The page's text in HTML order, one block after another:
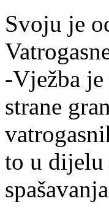
Svoju je
-Vježba
strane
to u dijelu